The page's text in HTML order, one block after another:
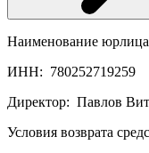
Наименование
ИНН: 780252719259
Директор: Павлов
Условия возврата